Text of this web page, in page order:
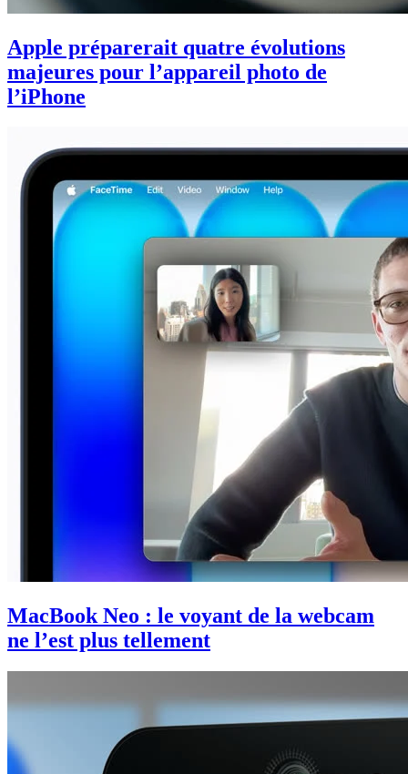
Apple préparerait quatre évolutions
majeures pour l’appareil photo de
l’iPhone
MacBook Neo : le voyant de la webcam
ne l’est plus tellement